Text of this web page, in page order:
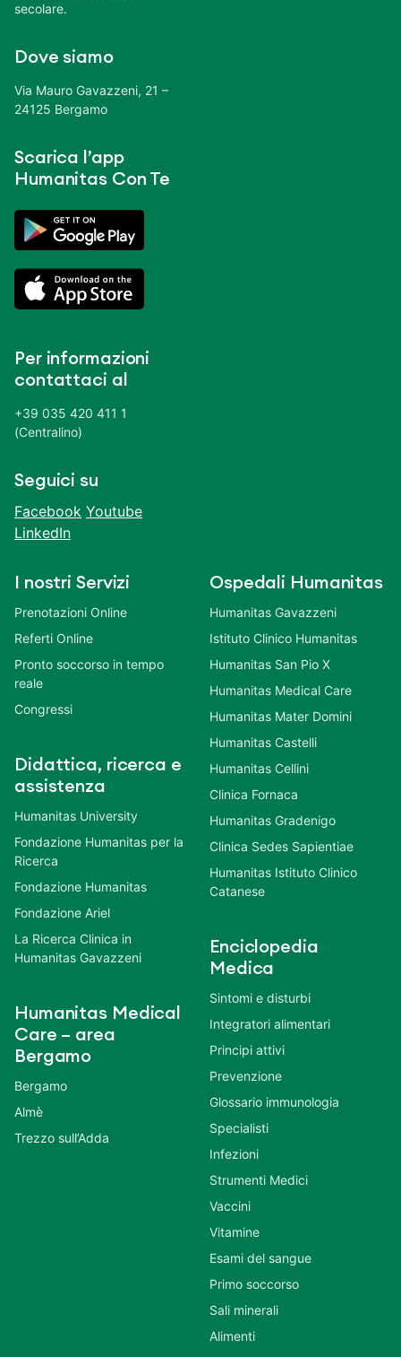
secolare.
Dove siamo
Via Mauro Gavazzeni, 21 –
24125 Bergamo
Scarica l’app
Humanitas Con Te
Per informazioni
contattaci al
+39 035 420 411 1
(Centralino)
Seguici su
Facebook Youtube
LinkedIn
I nostri Servizi
Prenotazioni Online
Referti Online
Pronto soccorso in tempo
reale
Congressi
Didattica, ricerca e
assistenza
Humanitas University
Fondazione Humanitas per la
Ricerca
Fondazione Humanitas
Fondazione Ariel
La Ricerca Clinica in
Humanitas Gavazzeni
Humanitas Medical
Care – area
Bergamo
Bergamo
Almè
Trezzo sull’Adda
Ospedali Humanitas
Humanitas Gavazzeni
Istituto Clinico Humanitas
Humanitas San Pio X
Humanitas Medical Care
Humanitas Mater Domini
Humanitas Castelli
Humanitas Cellini
Clinica Fornaca
Humanitas Gradenigo
Clinica Sedes Sapientiae
Humanitas Istituto Clinico
Catanese
Enciclopedia
Medica
Sintomi e disturbi
Integratori alimentari
Principi attivi
Prevenzione
Glossario immunologia
Specialisti
Infezioni
Strumenti Medici
Vaccini
Vitamine
Esami del sangue
Primo soccorso
Sali minerali
Alimenti